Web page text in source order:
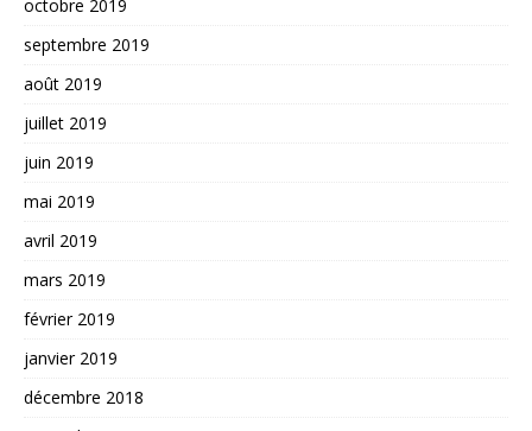
octobre 2019
septembre 2019
août 2019
juillet 2019
juin 2019
mai 2019
avril 2019
mars 2019
février 2019
janvier 2019
décembre 2018